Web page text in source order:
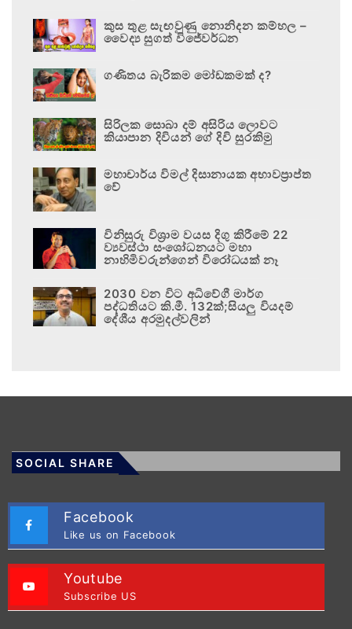
කුස තුළ සැඟවුණු නොනිදන කම්හල –
වෛද්‍ය සුගත් විජේවර්ධන
ගණිතය බැරිකම මෝඩකමක් ද?
සිරිලක සොබා දම් අසිරිය ලොවට
කියාපාන දිවියන් ගේ දිවි සුරකිමු
මහාචාර්ය විමල් දිසානායක අභාවප්‍රාප්ත
වේ
විනිසුරු විශ්‍රාම වයස දිගු කිරීමේ 22
ව්‍යවස්ථා සංශෝධනයට මහා
නාහිමිවරුන්ගෙන් විරෝධයක් නෑ
2030 වන විට අධිවේගී මාර්ග
පද්ධතියට කි.මී. 132ක්;සියලු වියදම්
දේශීය අරමුදල්වලින්
SOCIAL SHARE
Facebook
Like us on Facebook
Youtube
Subscribe US